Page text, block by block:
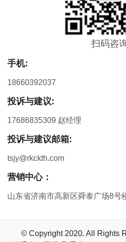
扫码咨
手机:
18660392037
投诉与建议:
17686835309 赵经理
投诉与建议邮箱:
tsjy@rkckth.com
营销中心：
山东省济南市高新区舜泰广场8号
© Copyright 2020. All Rights